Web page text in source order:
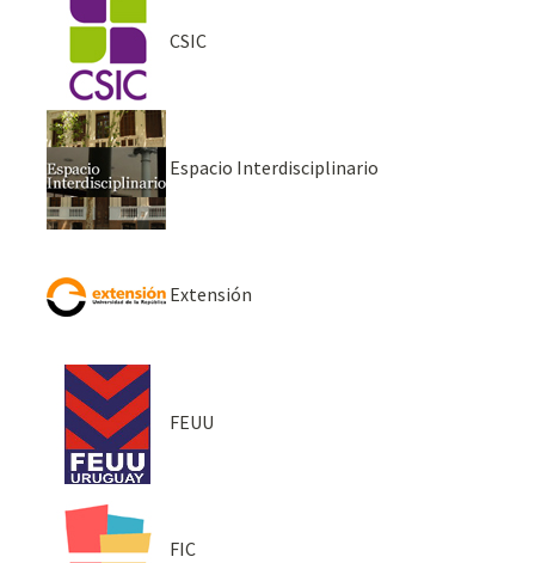
CSIC
Espacio Interdisciplinario
Extensión
FEUU
FIC